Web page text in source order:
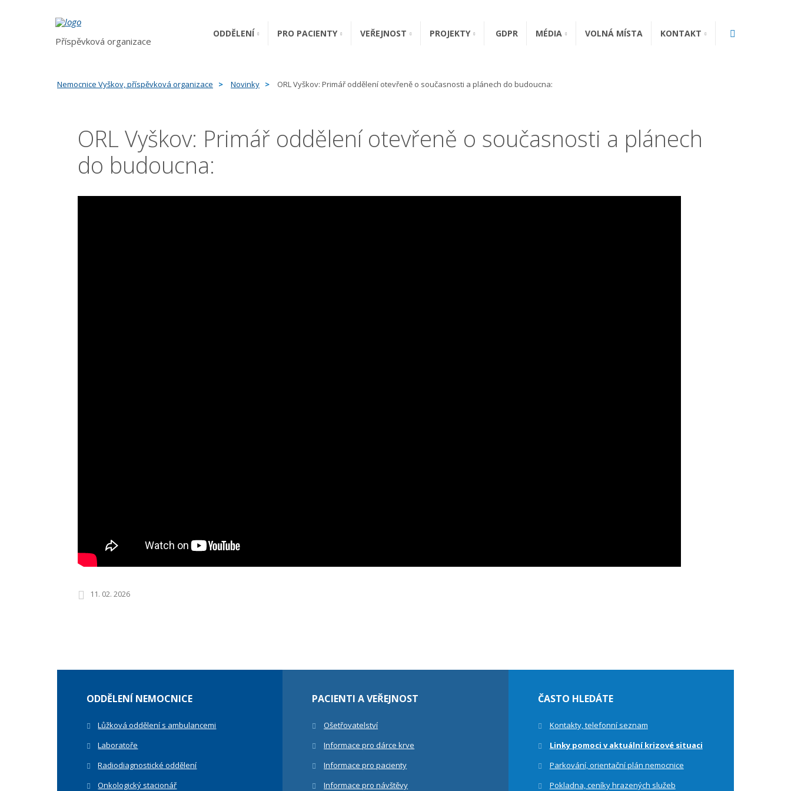
Příspěvková organizace
ODDĚLENÍ PRO PACIENTY VEŘEJNOST PROJEKTY GDPR MÉDIA VOLNÁ MÍSTA KONTAKT
Nemocnice Vyškov, příspěvková organizace Novinky ORL Vyškov: Primář oddělení otevřeně o současnosti a plánech do budoucna:
ORL Vyškov: Primář oddělení otevřeně o současnosti a plánech
do budoucna:
11. 02. 2026
ODDĚLENÍ NEMOCNICE
Lůžková oddělení s ambulancemi
Laboratoře
Radiodiagnostické oddělení
Onkologický stacionář
PACIENTI A VEŘEJNOST
Ošetřovatelství
Informace pro dárce krve
Informace pro pacienty
Informace pro návštěvy
ČASTO HLEDÁTE
Kontakty, telefonní seznam
Linky pomoci v aktuální krizové situaci
Parkování, orientační plán nemocnice
Pokladna, ceníky hrazených služeb